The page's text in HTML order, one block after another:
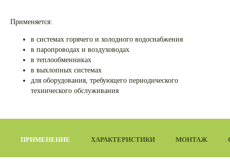
Применяется:
в системах горячего и холодного водоснабжения
в паропроводах и воздуховодах
в теплообменниках
в выхлопных системах
для оборудования, требующего периодического
технического обслуживания
ПРИМЕНЕНИЕ ХАРАКТЕРИСТИКИ МОНТАЖ